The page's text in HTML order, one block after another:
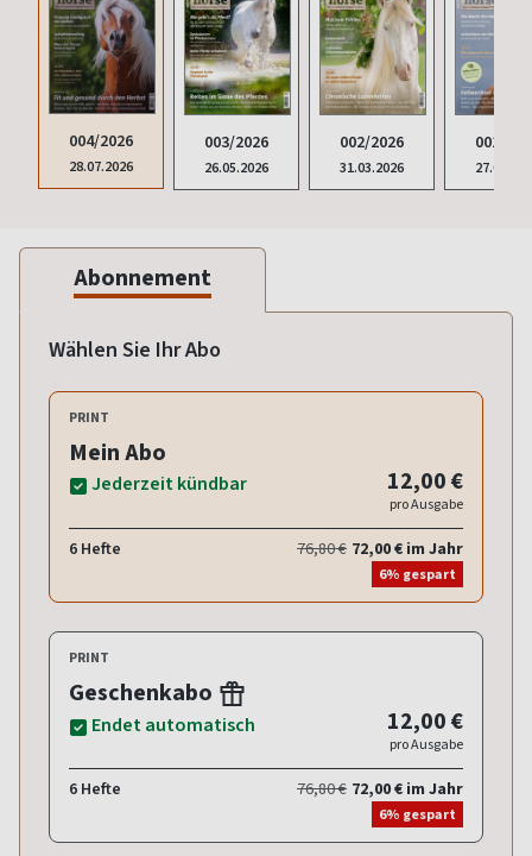
004/2026
28.07.2026
003/2026
26.05.2026
002/2026
31.03.2026
001/
Abonnement
Wählen Sie Ihr Abo
PRINT
Mein Abo
Jederzeit kündbar 12,00 €
pro Ausgabe
6 Hefte 76,80 € 72,00 € im Jahr
6% gespart
PRINT
Geschenkabo
Endet automatisch 12,00 €
pro Ausgabe
6 Hefte 76,80 € 72,00 € im Jahr
6% gespart